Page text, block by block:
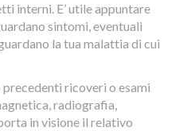
interni. E’ utile appuntare
sintomi, eventuali
la tua malattia di cui
ricoveri o esami
radiografia,
in visione il relativo